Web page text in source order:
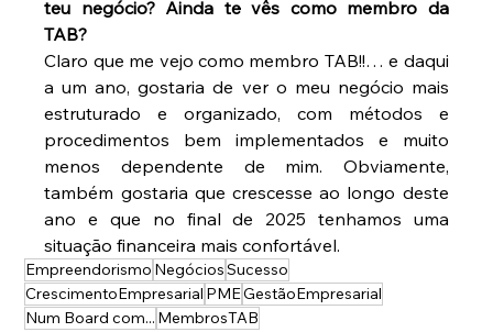
teu negócio? Ainda te vês como membro da
TAB?
Claro que me vejo como membro TAB!!… e daqui
a um ano, gostaria de ver o meu negócio mais
estruturado e organizado, com métodos e
procedimentos bem implementados e muito
menos dependente de mim. Obviamente,
também gostaria que crescesse ao longo deste
ano e que no final de 2025 tenhamos uma
situação financeira mais confortável.
Empreendorismo NegóciosSucesso
CrescimentoEmpresarial PMEGestãoEmpresarial
Num Board com... MembrosTAB